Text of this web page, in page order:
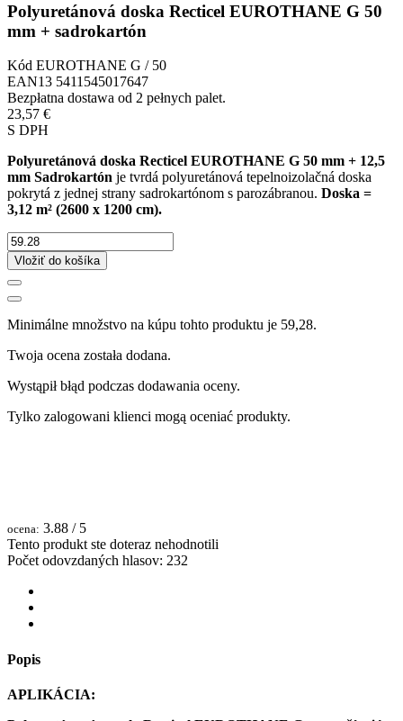
Polyuretánová doska Recticel EUROTHANE G 50
mm + sadrokartón
Kód EUROTHANE G / 50
EAN13 5411545017647
Bezpłatna dostawa od 2 pełnych palet.
23,57 €
S DPH
Polyuretánová doska Recticel EUROTHANE G 50 mm + 12,5
mm Sadrokartón je tvrdá polyuretánová tepelnoizolačná doska
pokrytá z jednej strany sadrokartónom s parozábranou. Doska =
3,12 m² (2600 x 1200 cm).
Vložiť do košíka
Minimálne množstvo na kúpu tohto produktu je 59,28.
Twoja ocena została dodana.
Wystąpił błąd podczas dodawania oceny.
Tylko zalogowani klienci mogą oceniać produkty.
ocena: 3.88 / 5
Tento produkt ste doteraz nehodnotili
Počet odovzdaných hlasov: 232
Popis
APLIKÁCIA: